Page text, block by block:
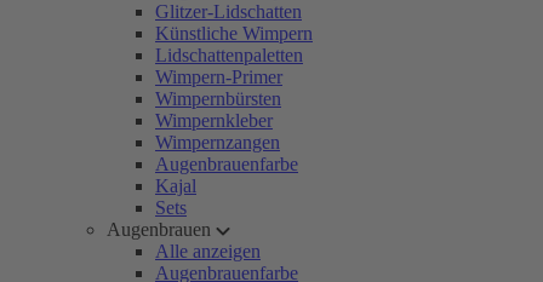
Glitzer-Lidschatten
Künstliche Wimpern
Lidschattenpaletten
Wimpern-Primer
Wimpernbürsten
Wimpernkleber
Wimpernzangen
Augenbrauenfarbe
Kajal
Sets
Augenbrauen
Alle anzeigen
Augenbrauenfarbe